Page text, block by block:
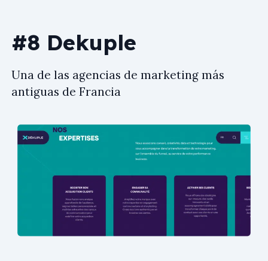
#8 Dekuple
Una de las agencias de marketing más
antiguas de Francia